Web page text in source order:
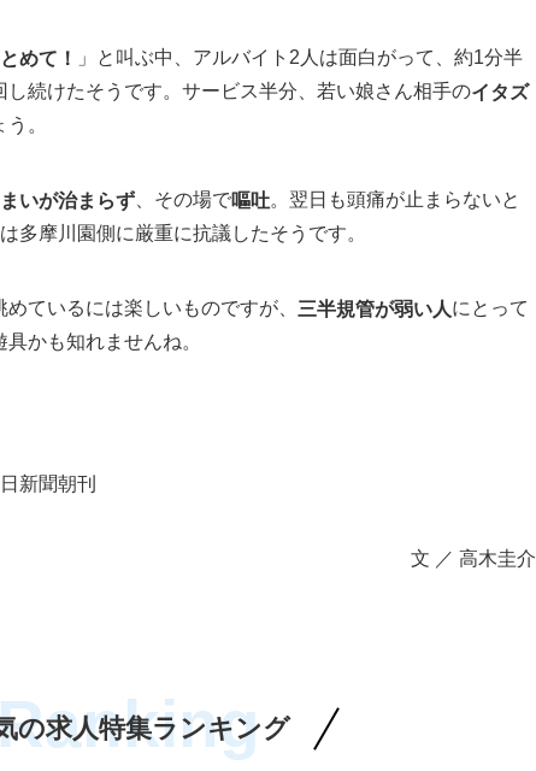
とめて！
」と叫ぶ中、アルバイト2人は面白がって、約1分半
続けたそうです。サービス半分、若い娘さん相手のイタズ
。
まいが治まらず 、その場で嘔吐。翌日も頭痛が止まらないと
多摩川園側に厳重に抗議したそうです。
ているには楽しいものですが、 三半規管が弱い人にとって
かも知れませんね。
新聞朝刊
文 ／ 高木圭介
の求人特集ランキング